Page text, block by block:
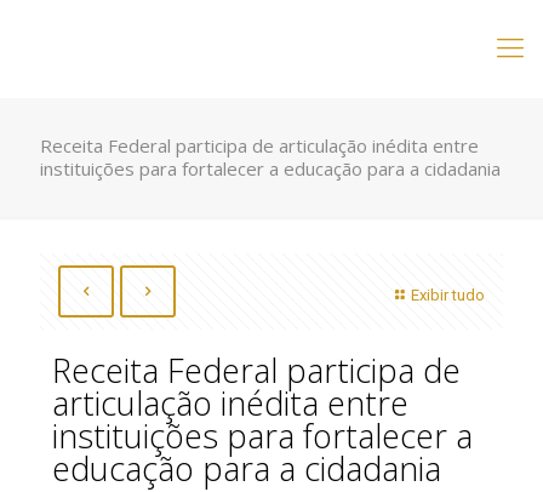
Receita Federal participa de articulação inédita entre
instituições para fortalecer a educação para a cidadania
Exibir tudo
Receita Federal participa de
articulação inédita entre
instituições para fortalecer a
educação para a cidadania